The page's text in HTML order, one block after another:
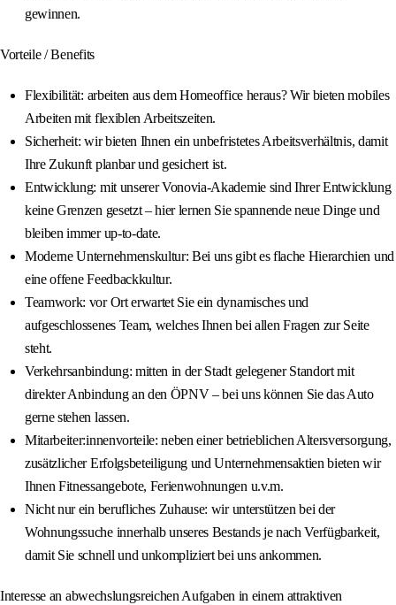
gewinnen.
Vorteile / Benefits
Flexibilität: arbeiten aus dem Homeoffice heraus? Wir bieten mobiles
Arbeiten mit flexiblen Arbeitszeiten.
Sicherheit: wir bieten Ihnen ein unbefristetes Arbeitsverhältnis, damit
Ihre Zukunft planbar und gesichert ist.
Entwicklung: mit unserer Vonovia-Akademie sind Ihrer Entwicklung
keine Grenzen gesetzt – hier lernen Sie spannende neue Dinge und
bleiben immer up-to-date.
Moderne Unternehmenskultur: Bei uns gibt es flache Hierarchien und
eine offene Feedbackkultur.
Teamwork: vor Ort erwartet Sie ein dynamisches und
aufgeschlossenes Team, welches Ihnen bei allen Fragen zur Seite
steht.
Verkehrsanbindung: mitten in der Stadt gelegener Standort mit
direkter Anbindung an den ÖPNV – bei uns können Sie das Auto
gerne stehen lassen.
Mitarbeiter:innenvorteile: neben einer betrieblichen Altersversorgung,
zusätzlicher Erfolgsbeteiligung und Unternehmensaktien bieten wir
Ihnen Fitnessangebote, Ferienwohnungen u.v.m.
Nicht nur ein berufliches Zuhause: wir unterstützen bei der
Wohnungssuche innerhalb unseres Bestands je nach Verfügbarkeit,
damit Sie schnell und unkompliziert bei uns ankommen.
Interesse an abwechslungsreichen Aufgaben in einem attraktiven